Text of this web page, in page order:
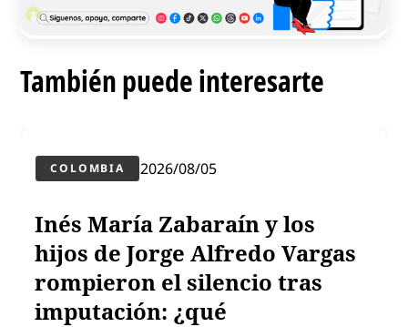
También puede interesarte
COLOMBIA 2026/08/05
Inés María Zabaraín y los
hijos de Jorge Alfredo Vargas
rompieron el silencio tras
imputación: ¿qué